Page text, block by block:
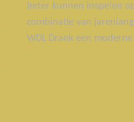
beter kunnen inspelen
combinatie van
WDL Drank een